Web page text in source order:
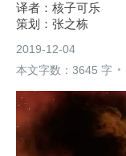
核子可乐
张之栋
2019-12-04
本文字数：3645 字